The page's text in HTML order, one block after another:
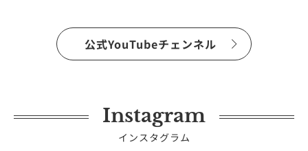
公式YouTubeチェンネル
Instagram
インスタグラム